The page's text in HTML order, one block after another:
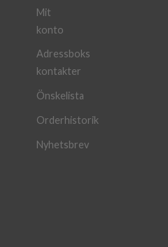
Mit
konto
Adressboks
kontakter
Önskelista
Orderhistorik
Nyhetsbrev